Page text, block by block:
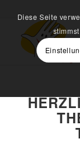
Diese Seite